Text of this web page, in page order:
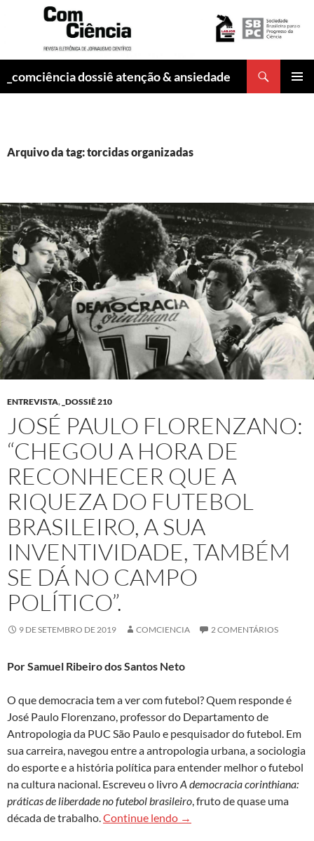
_comciência dossiê atenção & ansiedade
Arquivo da tag: torcidas organizadas
ENTREVISTA, _DOSSIÊ 210
JOSÉ PAULO FLORENZANO:
“CHEGOU A HORA DE
RECONHECER QUE A
RIQUEZA DO FUTEBOL
BRASILEIRO, A SUA
INVENTIVIDADE, TAMBÉM
SE DÁ NO CAMPO
POLÍTICO”.
9 DE SETEMBRO DE 2019 COMCIENCIA 2 COMENTÁRIOS
Por Samuel Ribeiro dos Santos Neto
O que democracia tem a ver com futebol? Quem responde é
José Paulo Florenzano, professor do Departamento de
Antropologia da PUC São Paulo e pesquisador do futebol. Em
sua carreira, navegou entre a antropologia urbana, a sociologia
do esporte e a história política para entender melhor o futebol
na cultura nacional. Escreveu o livroA democracia corinthiana:
práticas de liberdade no futebol brasileiro, fruto de quase uma
década de trabalho.Continue lendo José Paulo Florenzano:
→